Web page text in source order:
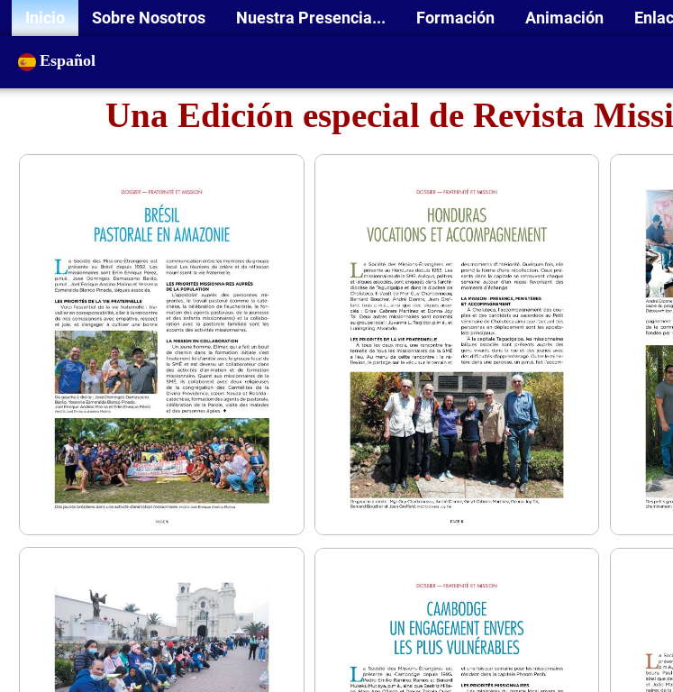
Inicio Sobre Nosotros Nuestra Presencia... Formación Animación
Español
Una Edición especial de Revista